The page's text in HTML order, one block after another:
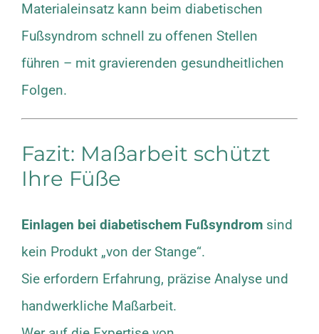
Materialeinsatz kann beim diabetischen
Fußsyndrom schnell zu offenen Stellen
führen – mit gravierenden gesundheitlichen
Folgen.
Fazit: Maßarbeit schützt
Ihre Füße
Einlagen bei diabetischem Fußsyndrom sind
kein Produkt „von der Stange“.
Sie erfordern Erfahrung, präzise Analyse und
handwerkliche Maßarbeit.